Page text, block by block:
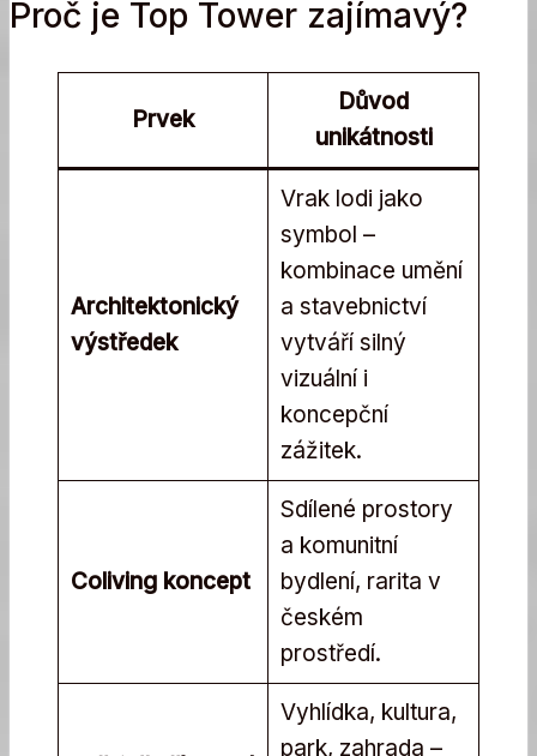
Proč je Top Tower zajímavý?
Prvek
Důvod
unikátnosti
Architektonický
výstředek
Vrak lodi jako
symbol –
kombinace umění
a stavebnictví
vytváří silný
vizuální i
koncepční
zážitek.
Coliving koncept
Sdílené prostory
a komunitní
bydlení, rarita v
českém
prostředí.
Vyhlídka, kultura,
park, zahrada –